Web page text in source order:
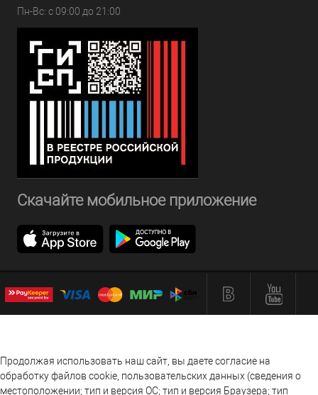
Пн-Вс: с 09:00 до 21:00
Скачайте мобильное приложение
Продолжая использовать наш сайт, вы даете согласие на
обработку файлов cookie, пользовательских данных (сведения о
местоположении; тип и версия ОС; тип и версия Браузера; тип